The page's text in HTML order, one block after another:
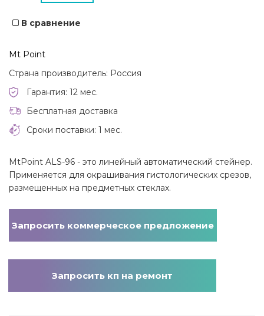
В сравнение
Mt Point
Страна производитель: Россия
Гарантия: 12 мес.
Бесплатная доставка
Сроки поставки: 1 мес.
MtPoint ALS-96 - это линейный автоматический стейнер.
Применяется для окрашивания гистологических срезов,
размещенных на предметных стеклах.
Запросить коммерческое предложение
Запросить кп на ремонт